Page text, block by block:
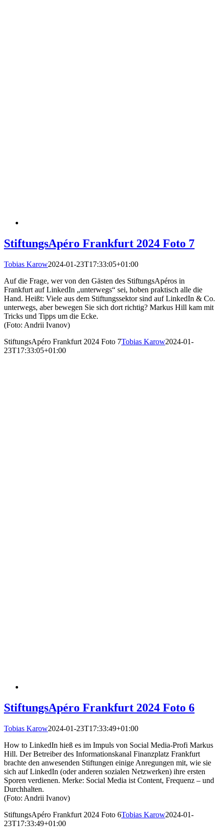
StiftungsApéro Frankfurt 2024 Foto 7
Tobias Karow2024-01-23T17:33:05+01:00
Auf die Frage, wer von den Gästen des StiftungsApéros in
Frankfurt auf LinkedIn „unterwegs“ sei, hoben praktisch alle die
Hand. Heißt: Viele aus dem Stiftungssektor sind auf LinkedIn & Co.
unterwegs, aber bewegen Sie sich dort richtig? Markus Hill kam mit
Tricks und Tipps um die Ecke.
(Foto: Andrii Ivanov)
StiftungsApéro Frankfurt 2024 Foto 7Tobias Karow2024-01-
23T17:33:05+01:00
StiftungsApéro Frankfurt 2024 Foto 6
Tobias Karow2024-01-23T17:33:49+01:00
How to LinkedIn hieß es im Impuls von Social Media-Profi Markus
Hill. Der Betreiber des Informationskanal Finanzplatz Frankfurt
brachte den anwesenden Stiftungen einige Anregungen mit, wie sie
sich auf LinkedIn (oder anderen sozialen Netzwerken) ihre ersten
Sporen verdienen. Merke: Social Media ist Content, Frequenz – und
Durchhalten.
(Foto: Andrii Ivanov)
StiftungsApéro Frankfurt 2024 Foto 6Tobias Karow2024-01-
23T17:33:49+01:00